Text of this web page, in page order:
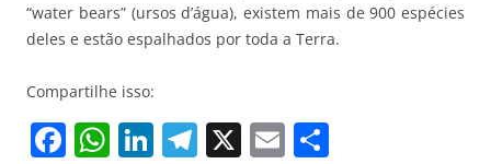
“water bears” (ursos d’água), existem mais de 900 espécies
deles e estão espalhados por toda a Terra.
Compartilhe isso:
F W Li T X E